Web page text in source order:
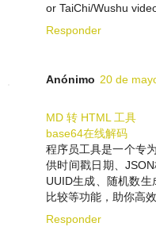
or TaiChi/Wushu
Responder
Anónimo 20 de
MD 转 HTML 工具
base64在线解码
程序员工具是一个专
供时间戳日期、
UUID生成、随机数
比较等功能，助你高效
Responder